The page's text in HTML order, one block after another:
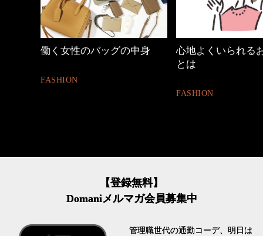
心地よくいられるおしゃれ
優木まおみさん「
割。」
LIFESTYLE
【登録無料】
Domaniメルマガ会員募集中
管理職世代の通勤コーデ、明日は